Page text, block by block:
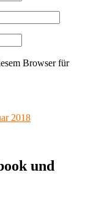
Browser für
2018
und